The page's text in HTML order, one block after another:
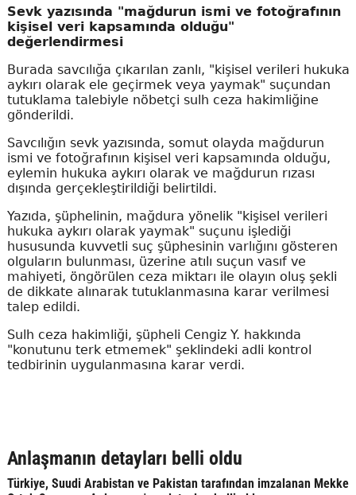
Sevk yazısında "mağdurun ismi ve fotoğrafının
kişisel veri kapsamında olduğu"
değerlendirmesi
Burada savcılığa çıkarılan zanlı, "kişisel verileri hukuka
aykırı olarak ele geçirmek veya yaymak" suçundan
tutuklama talebiyle nöbetçi sulh ceza hakimliğine
gönderildi.
Savcılığın sevk yazısında, somut olayda mağdurun
ismi ve fotoğrafının kişisel veri kapsamında olduğu,
eylemin hukuka aykırı olarak ve mağdurun rızası
dışında gerçekleştirildiği belirtildi.
Yazıda, şüphelinin, mağdura yönelik "kişisel verileri
hukuka aykırı olarak yaymak" suçunu işlediği
hususunda kuvvetli suç şüphesinin varlığını gösteren
olguların bulunması, üzerine atılı suçun vasıf ve
mahiyeti, öngörülen ceza miktarı ile olayın oluş şekli
de dikkate alınarak tutuklanmasına karar verilmesi
talep edildi.
Sulh ceza hakimliği, şüpheli Cengiz Y. hakkında
"konutunu terk etmemek" şeklindeki adli kontrol
tedbirinin uygulanmasına karar verdi.
Anlaşmanın detayları belli oldu
Türkiye, Suudi Arabistan ve Pakistan tarafından imzalanan Mekke